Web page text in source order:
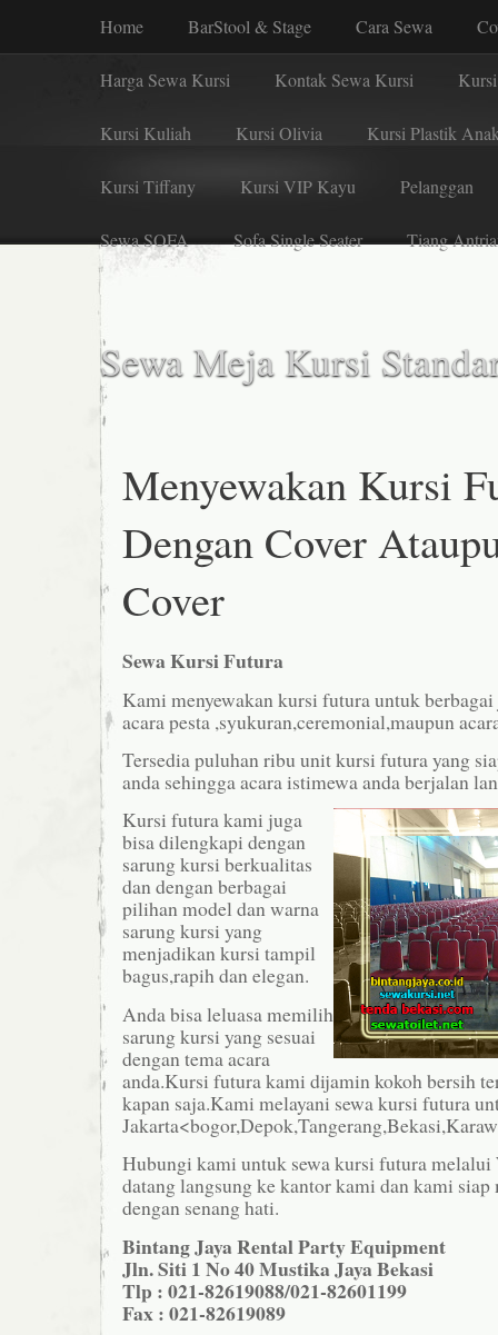
Home BarStool & Stage Cara Sewa
Harga Sewa Kursi Kontak Sewa Kursi
Kursi Kuliah Kursi Olivia Kursi Plastik
Kursi Tiffany Kursi VIP Kayu Pelanggan
Sewa SOFA Sofa Single Seater Tiang
Sewa Meja Kursi
Menyewakan Kursi
Dengan Cover
Cover
Sewa Kursi Futura
Kami menyewakan kursi futura untuk
acara pesta ,syukuran,ceremonial,maupun
Tersedia puluhan ribu unit kursi futura yang
anda sehingga acara istimewa anda berjalan
Kursi futura kami juga
bisa dilengkapi dengan
sarung kursi berkualitas
dan dengan berbagai
pilihan model dan warna
sarung kursi yang
menjadikan kursi tampil
bagus,rapih dan elegan.
Anda bisa leluasa memilih
sarung kursi yang sesuai
dengan tema acara
anda.Kursi futura kami dijamin kokoh bersih
kapan saja.Kami melayani sewa kursi futura
Hubungi kami untuk sewa kursi futura melalui
datang langsung ke kantor kami dan kami siap
dengan senang hati.
Bintang Jaya Rental Party Equipment
Jln. Siti 1 No 40 Mustika Jaya Bekasi
Tlp : 021-82619088/021-82601199
Fax : 021-82619089